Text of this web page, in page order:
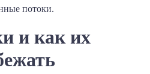
потоки.
и как их